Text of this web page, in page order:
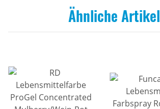
Ähnliche Artikel